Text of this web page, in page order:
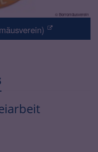
© Borromäusverein